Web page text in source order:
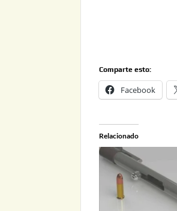
Comparte esto:
Facebook
Relacionado